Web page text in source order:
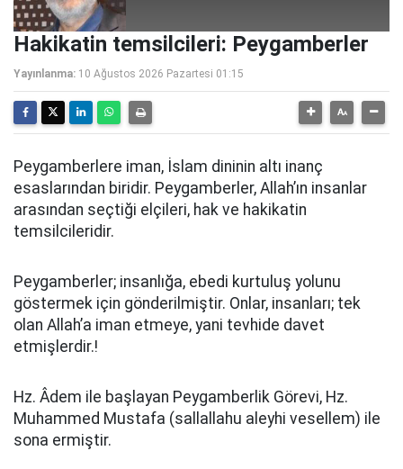
Hakikatin temsilcileri: Peygamberler
Yayınlanma: 10 Ağustos 2026 Pazartesi 01:15
Peygamberlere iman, İslam dininin altı inanç
esaslarından biridir. Peygamberler, Allah’ın insanlar
arasından seçtiği elçileri, hak ve hakikatin
temsilcileridir.
Peygamberler; insanlığa, ebedi kurtuluş yolunu
göstermek için gönderilmiştir. Onlar, insanları; tek
olan Allah’a iman etmeye, yani tevhide davet
etmişlerdir.!
Hz. Âdem ile başlayan Peygamberlik Görevi, Hz.
Muhammed Mustafa (sallallahu aleyhi vesellem) ile
sona ermiştir.